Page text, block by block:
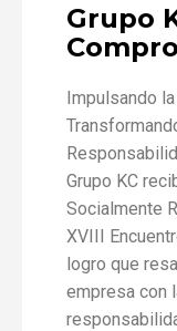
Grupo
Impulsando
Grupo KC
Socialmente
XVIII
logro que
empresa con